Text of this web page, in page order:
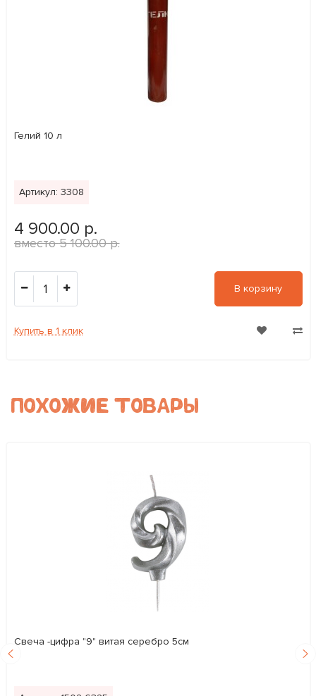
Гелий 10 л
Артикул: 3308
4 900.00 р.
5 100.00 р.
1 В корзину
Купить в 1 клик
ПОХОЖИЕ ТОВАРЫ
Свеча -цифра "9" витая серебро 5см